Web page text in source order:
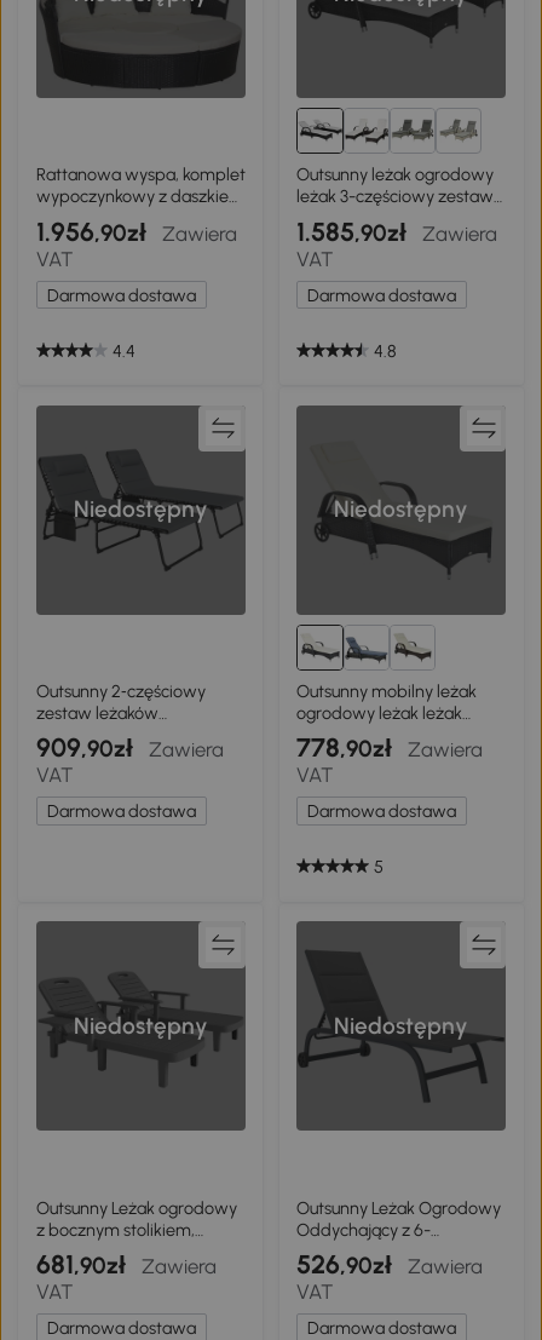
Rattanowa wyspa, komplet
wypoczynkowy z daszkiem
przeciwsłonecznym,
komplet stół z krzesłami,
poduszki, metal, kremowa
1.956,90zł
Zawiera
VAT
Darmowa dostawa
4.4
1+
Outsunny leżak ogrodowy
leżak 3-częściowy zestaw
mebli ogrodowych
technorattan 4 kolory
1.585,90zł
Zawiera
VAT
Darmowa dostawa
4.8
Niedostępny
Outsunny 2‑częściowy
zestaw leżaków
składanych z zagłówkiem,
5‑stopniowo regulowanym
oparciem, kieszenią
boczną, ciemnoszary
909,90zł
Zawiera
VAT
Darmowa dostawa
Niedostępny
Outsunny mobilny leżak
ogrodowy leżak leżak
rattanowy mebel
ogrodowy czarny
778,90zł
Zawiera
VAT
Darmowa dostawa
5
Niedostępny
Outsunny Leżak ogrodowy
z bocznym stolikiem,
wykończenie drewniane,
regulowane oparcie 5-
poziomowe, ciemnoszary
681,90zł
Zawiera
VAT
Darmowa dostawa
Niedostępny
Outsunny Leżak Ogrodowy
Oddychający z 6-
stopniową Regulacją
Oparcia, Kółkami,
Aluminiową Ramą,
Ciemnoszary
526,90zł
Zawiera
VAT
Darmowa dostawa